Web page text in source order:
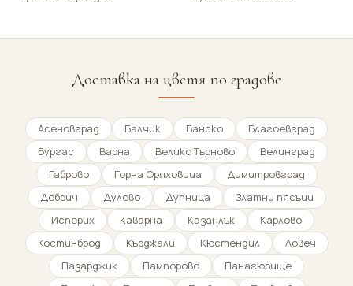
Доставка на цветя по градове
Асеновград Балчик Банско
Благоевград
Бургас
Варна Велико Търново
Велинград
Габрово
Горна Оряховица
Димитровград
Добрич
Дулово Дупница
Златни пясъци
Исперих
Каварна Казанлък
Карлово
Костинброд
Кърджали Кюстендил
Ловеч
Пазарджик
Пампорово
Панагюрище